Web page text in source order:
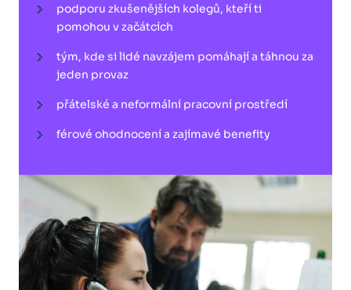
podporu zkušenějších kolegů, kteří ti
pomohou v začátcích
tým, kde si lidé navzájem pomáhají a táhnou za
jeden provaz
přátelské a neformální pracovní prostředí
férové ohodnocení a zajímavé benefity